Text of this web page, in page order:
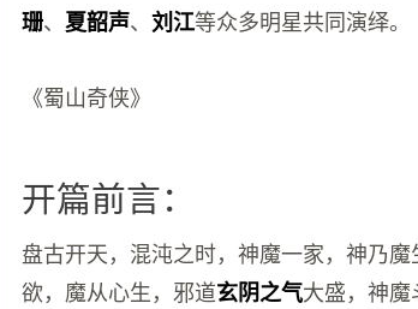
珊、夏韶声、刘江等众多明星共同演绎。
《蜀山奇侠》
开篇前言：
盘古开天，混沌之时，神魔一家，神乃
欲，魔从心生，邪道玄阴之气大盛，神